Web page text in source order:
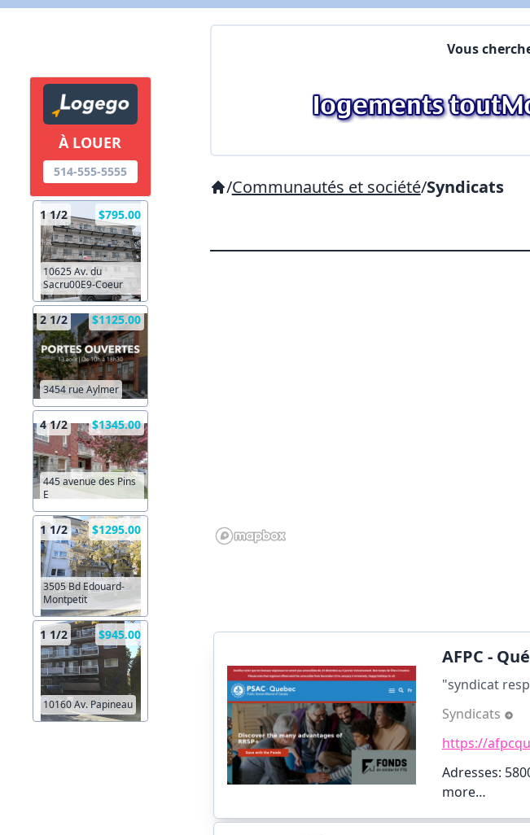
À LOUER
514-555-5555
1 1/2 $795.00
10625 Av. du
Sacru00E9-Coeur
2 1/2 $1125.00
3454 rue Aylmer
4 1/2 $1345.00
445 avenue des Pins
E
1 1/2 $1295.00
3505 Bd Edouard-
Montpetit
1 1/2 $945.00
10160 Av. Papineau
Vous
/Communautés et société/Syndicats
AFPC -
"syndicat
Syndicats
https://
Adresses:
more…
Commentaires: